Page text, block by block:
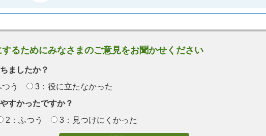
るためにみなさまのご意見をお聞かせください
ましたか？
う
3：役に立たなかった
すかったですか？
2：ふつう 3：見つけにくかった